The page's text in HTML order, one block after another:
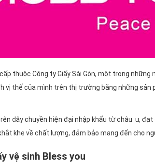
thuộc Công ty Giấy Sài Gòn, một trong những
vị thế của mình trên thị trường bằng những
dây chuyền hiện đại nhập khẩu từ châu u, đạt
khe về chất lượng, đảm bảo mang đến cho
vệ sinh Bless you